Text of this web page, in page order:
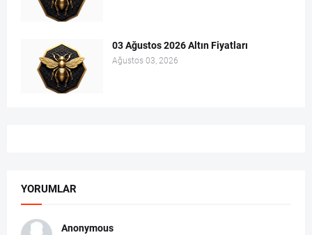
03 Ağustos 2026 Altın Fiyatları
Ağustos 03, 2026
YORUMLAR
Anonymous